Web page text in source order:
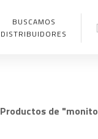
BUSCAMOS
DISTRIBUIDORES
Productos de